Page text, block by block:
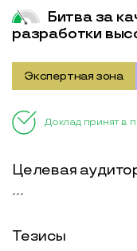
Битва за
разработки
Экспертная зона
Доклад принят в
Целевая
---
Тезисы